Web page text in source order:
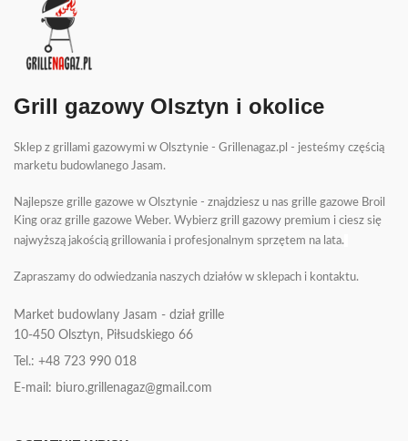
Grill gazowy Olsztyn i okolice
Sklep z grillami gazowymi w Olsztynie - Grillenagaz.pl - jesteśmy częścią
marketu budowlanego Jasam.
Najlepsze grille gazowe w Olsztynie - znajdziesz u nas grille gazowe Broil
King oraz grille gazowe Weber. Wybierz grill gazowy premium i ciesz się
najwyższą jakością grillowania i profesjonalnym sprzętem na lata.
Zapraszamy do odwiedzania naszych działów w sklepach i kontaktu.
Market budowlany Jasam - dział grille
10-450 Olsztyn, Piłsudskiego 66
Tel.: +48 723 990 018
E-mail: biuro.grillenagaz@gmail.com